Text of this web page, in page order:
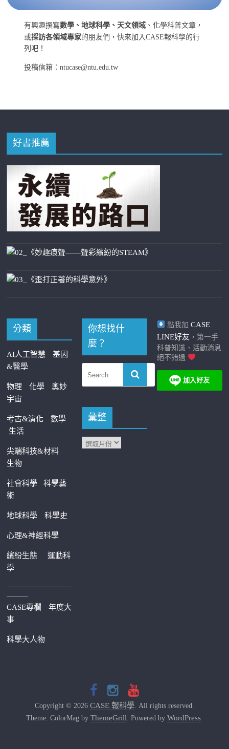
有興趣撰寫數學、地球科學、天文領域 、化學科普文章，
或採訪各領域專家的朋友們，快來加入CASE報科學的行
列吧！
投稿信箱：ntucase@ntu.edu.tw
好書推薦
分類
AI人工智慧
基因
&醫學
物理 化學
奧妙
宇宙
考古&演化
數學
生活
尖端科技&材料
生物
社會科學科學藝
術
地球科學 科學史
心理&神經科學
繽紛生態運動科
學
—————————
———
CASE專欄
年度大
事
科學大人物
你想找什
麼？
彙整
點我加 CASE
LINE好友 ，第一手
科普知識、活動消息
絕不錯過
Copyright © 2026 CASE 報科學. All rights reserved.
Theme: ColorMag by ThemeGrill. Powered by WordPress.